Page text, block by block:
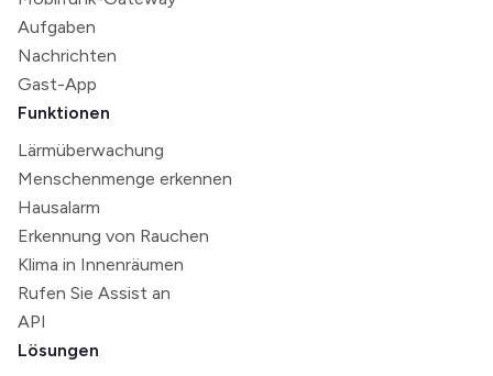
Aufgaben
Nachrichten
Gast-App
Funktionen
Lärmüberwachung
Menschenmenge erkennen
Hausalarm
Erkennung von Rauchen
Klima in Innenräumen
Rufen Sie Assist an
API
Lösungen